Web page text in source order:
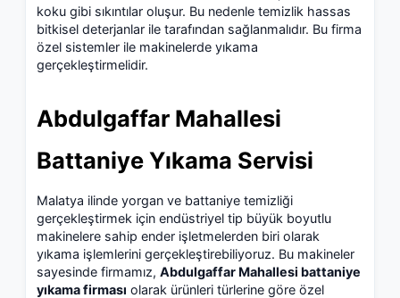
koku gibi sıkıntılar oluşur. Bu nedenle temizlik hassas
bitkisel deterjanlar iletarafından sağlanmalıdır. Bu firma
özel sistemler ile makinelerde yıkama
gerçekleştirmelidir.
Abdulgaffar Mahallesi
Battaniye Yıkama Servisi
Malatya ilinde yorgan ve battaniye temizliği
gerçekleştirmek için endüstriyel tip büyük boyutlu
makinelere sahip ender işletmelerden biri olarak
yıkama işlemlerini gerçekleştirebiliyoruz. Bu makineler
sayesinde firmamız,Abdulgaffar Mahallesi battaniye
yıkama firması olarak ürünleri türlerine göre özel